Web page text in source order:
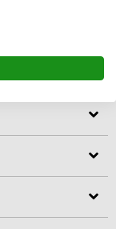
tafeltennistafel,
bevindt zich
en een
door het
je heerlijk
TV en eethoek
keuken is
waarvan 1 een